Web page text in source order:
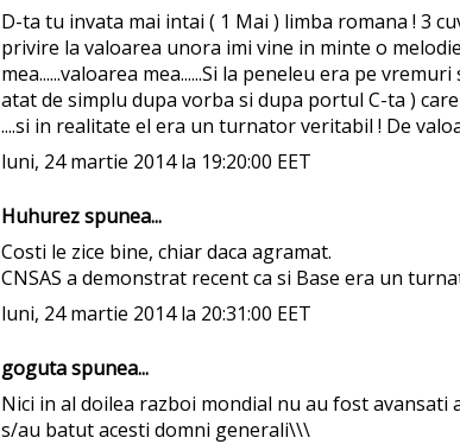
D-ta tu invata mai intai ( 1 Mai ) limba romana ! 3
privire la valoarea unora imi vine in minte o
mea......valoarea mea......Si la peneleu era pe
atat de simplu dupa vorba si dupa portul C-ta )
....si in realitate el era un turnator veritabil ! De
luni, 24 martie 2014 la 19:20:00 EET
Huhurez spunea...
Costi le zice bine, chiar daca agramat.
CNSAS a demonstrat recent ca si Base era un
luni, 24 martie 2014 la 20:31:00 EET
goguta spunea...
Nici in al doilea razboi mondial nu au fost avansati
s/au batut acesti domni generali\\\